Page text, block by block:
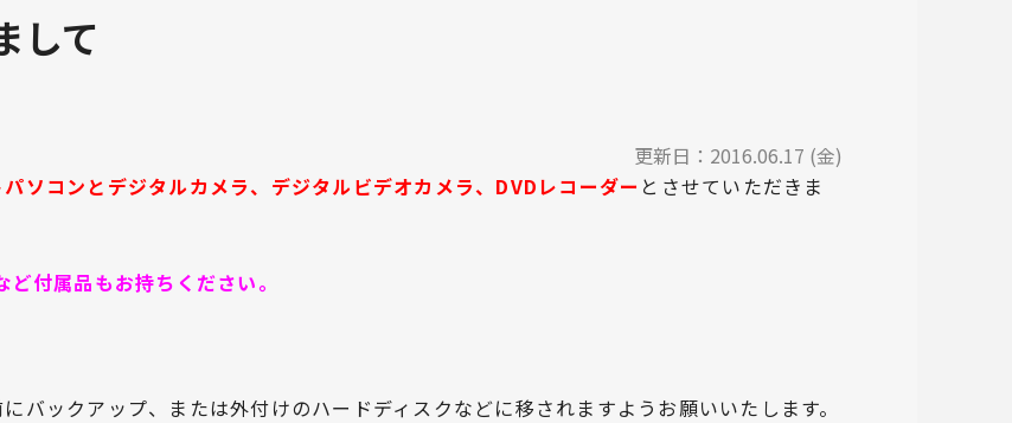
して
更新日： 2016.06.17 (金)
パソコンとデジタルカメラ、デジタルビデオカメラ、DVDレコーダー とさせていただきま
付属品もお持ちください。
バックアップ、または外付けのハードディスクなどに移されますようお願いいたします。